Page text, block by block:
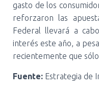
gasto de los
reforzaron las
Federal llevará a
interés este año, a
recientemente que
Fuente: Estrategia de